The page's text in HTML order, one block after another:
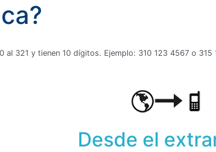
321 y tienen 10 dígitos. Ejemplo: 310 123 4567 o 315
Desde el